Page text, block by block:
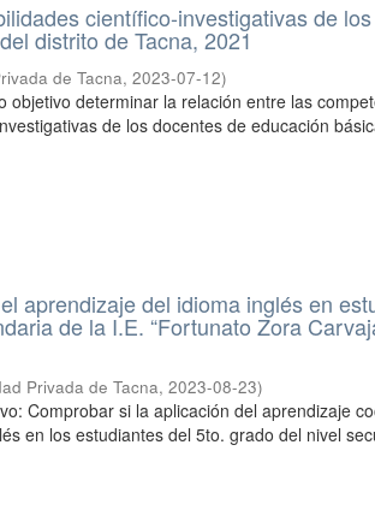
científico-investigativas de
distrito de Tacna, 2021
de Tacna,2023-07-12)
objetivo determinar la relación entre las
de los docentes de educación
aprendizaje del idioma inglés en
de la I.E. “Fortunato Zora
Privada de Tacna,2023-08-23)
Comprobar si la aplicación del aprendizaje
en los estudiantes del 5to. grado del nivel